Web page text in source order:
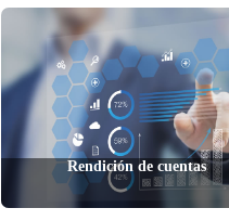
Rendición de cuentas